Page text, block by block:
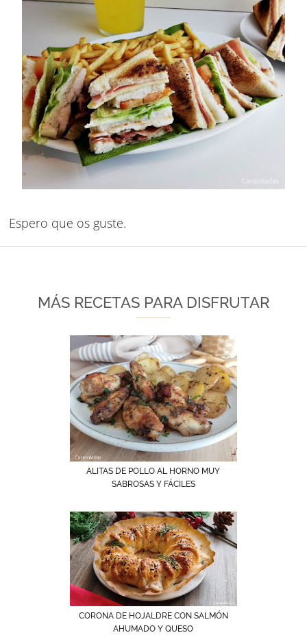
Espero que os guste.
MÁS RECETAS PARA DISFRUTAR
ALITAS DE POLLO AL HORNO MUY
SABROSAS Y FÁCILES
CORONA DE HOJALDRE CON SALMÓN
AHUMADO Y QUESO